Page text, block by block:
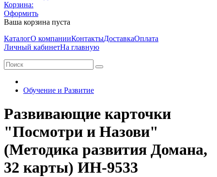
Корзина:
Оформить
Ваша корзина пуста
КаталогО компанииКонтактыДоставкаОплата
Личный кабинетНа главную
Обучение и Развитие
Развивающие карточки
"Посмотри и Назови"
(Методика развития Домана,
32 карты) ИН-9533